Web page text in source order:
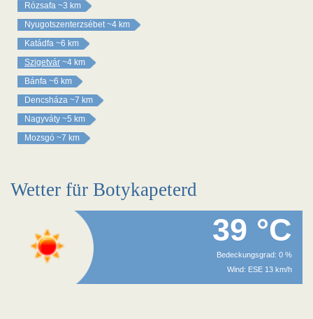
Rózsafa ~3 km
Nyugotszenterzsébet ~4 km
Katádfa ~6 km
Szigetvár ~4 km
Bánfa ~6 km
Dencsháza ~7 km
Nagyváty ~5 km
Mozsgó ~7 km
Wetter für Botykapeterd
39 °C
Bedeckungsgrad: 0 %
Wind: ESE 13 km/h